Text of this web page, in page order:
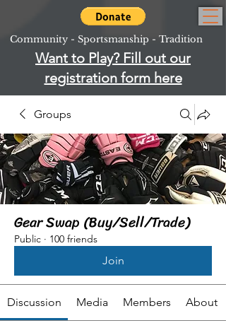
Community - Sportsmanship - Tradition
Want to Play? Fill out our
registration form here
Groups
Gear Swap (Buy/Sell/Trade)
Public · 100 friends
Join
Discussion Media Members About